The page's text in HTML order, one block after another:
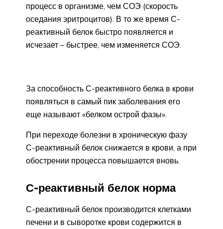
процесс в организме, чем СОЭ (скорость
оседания эритроцитов). В то же время С-
реактивный белок быстро появляется и
исчезает – быстрее, чем изменяется СОЭ.
За способность С-реактивного белка в крови
появляться в самый пик заболевания его
еще называют «белком острой фазы».
При переходе болезни в хроническую фазу
С-реактивный белок снижается в крови, а при
обострении процесса повышается вновь.
С-реактивный белок норма
С-реактивный белок производится клетками
печени и в сыворотке крови содержится в